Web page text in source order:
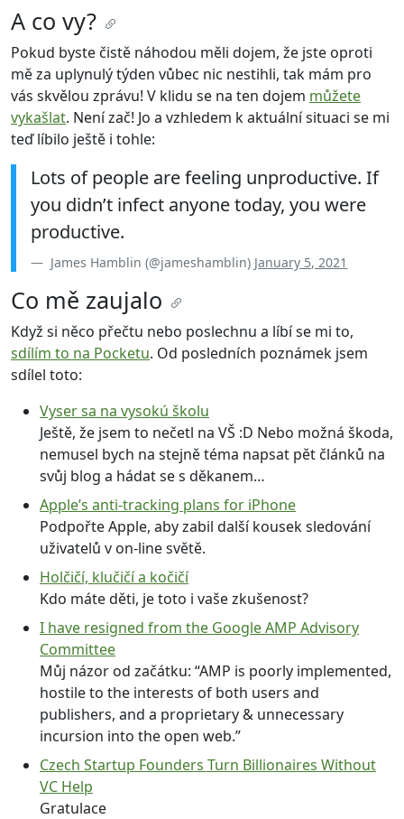
A co vy?
Pokud byste čistě náhodou měli dojem, že jste oproti
mě za uplynulý týden vůbec nic nestihli, tak mám pro
vás skvělou zprávu! V klidu se na ten dojem můžete
vykašlat. Není zač! Jo a vzhledem k aktuální situaci se mi
teď líbilo ještě i tohle:
Lots of people are feeling unproductive. If
you didn’t infect anyone today, you were
productive.
James Hamblin (@jameshamblin) January 5, 2021
Co mě zaujalo
Když si něco přečtu nebo poslechnu a líbí se mi to,
sdílím to na Pocketu. Od posledních poznámek jsem
sdílel toto:
Vyser sa na vysokú školu
Ještě, že jsem to nečetl na VŠ :D Nebo možná škoda,
nemusel bych na stejně téma napsat pět článků na
svůj blog a hádat se s děkanem…
Apple’s anti-tracking plans for iPhone
Podpořte Apple, aby zabil další kousek sledování
uživatelů v on-line světě.
Holčičí, klučičí a kočičí
Kdo máte děti, je toto i vaše zkušenost?
I have resigned from the Google AMP Advisory
Committee
Můj názor od začátku: “AMP is poorly implemented,
hostile to the interests of both users and
publishers, and a proprietary & unnecessary
incursion into the open web.”
Czech Startup Founders Turn Billionaires Without
VC Help
Gratulace